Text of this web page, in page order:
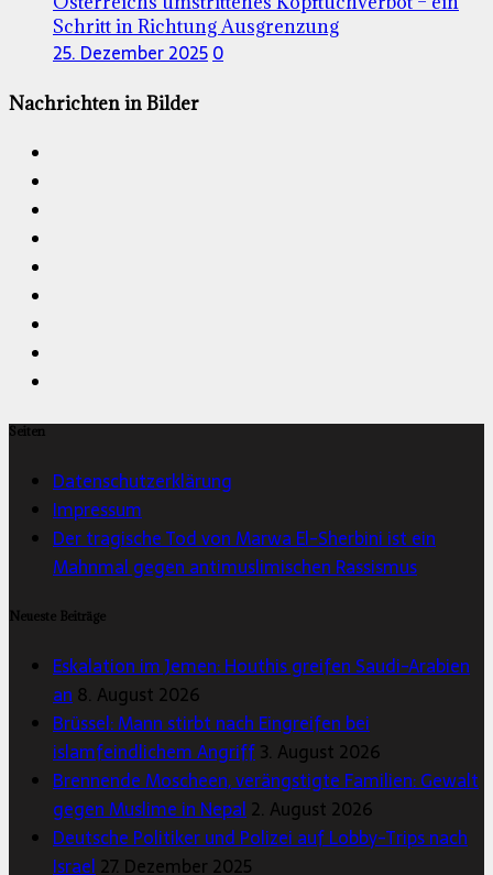
Schritt in Richtung Ausgrenzung
25. Dezember 20250
Nachrichten in Bilder
Seiten
Datenschutzerklärung
Impressum
Der tragische Tod von Marwa El-Sherbini ist ein
Mahnmal gegen antimuslimischen Rassismus
Neueste Beiträge
Eskalation im Jemen: Houthis greifen Saudi-Arabien
an 8. August 2026
Brüssel: Mann stirbt nach Eingreifen bei
islamfeindlichem Angriff3. August 2026
Brennende Moscheen, verängstigte Familien: Gewalt
gegen Muslime in Nepal 2. August 2026
Deutsche Politiker und Polizei auf Lobby-Trips nach
Israel 27. Dezember 2025